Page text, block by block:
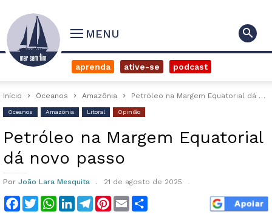
MENU
aprenda ative-se podcast
Início Oceanos Amazônia Petróleo na Margem Equatorial dá novo passo
Oceanos Amazônia Litoral Opinião
Petróleo na Margem Equatorial
dá novo passo
Por João Lara Mesquita 21 de agosto de 2025
Facebook
TwitterWhatsApp
LinkedInTelegram
Pinterest
Email